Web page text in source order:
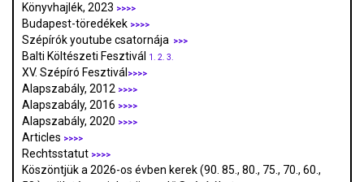
Könyvhajlék, 2023 >>>>
Budapest-töredékek >>>>
Szépírók youtube csatornája >>>
Balti Költészeti Fesztivál 1. 2. 3.
XV. Szépíró Fesztivál >>>>
Alapszabály, 2012 >>>>
Alapszabály, 2016 >>>>
Alapszabály, 2020 >>>>
Articles >>>>
Rechtsstatut >>>>
Köszöntjük a 2026-os évben kerek (90. 85., 80., 75., 70., 60.,